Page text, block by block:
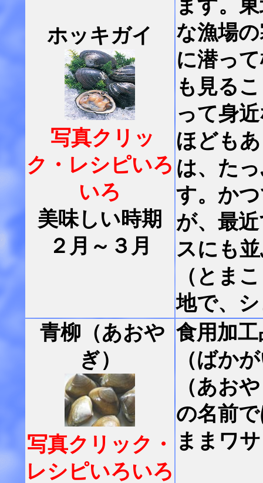
ホッキガイ
写真クリッ
ク・レシピいろ
いろ
美味しい時期
２月～３月
ます。
な漁場
に潜っ
も見る
って身
ほども
は、た
す。か
が、最
スにも
（とま
地で、
青柳（あおや
ぎ）
写真クリック・
レシピいろいろ
食用加
（ばか
（あお
の名前
ままワ